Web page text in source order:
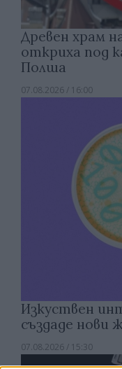
Древен храм
откриха под
Полша
07.08.2026 / 16:00
Изкуствен
създаде нови
07.08.2026 / 15:30